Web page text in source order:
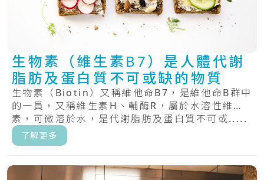
生物素（維生素B7）是人體代謝
脂肪及蛋白質不可或缺的物質
生物素（Biotin）又稱維他命B7，是維他命B群中
的一員，又稱維生素H、輔酶R，屬於水溶性維生
素，可微溶於水，是代謝脂肪及蛋白質不可或.....
了解更多